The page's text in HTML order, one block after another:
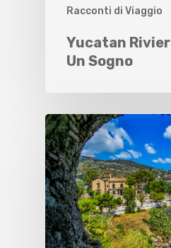
Racconti di Viaggio
Yucatan
Un Sogno